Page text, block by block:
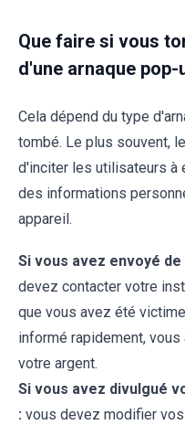
Que faire si vous
d'une arnaque pop-
Cela dépend du type
tombé. Le plus souvent,
d'inciter les utilisateurs à
des informations
appareil.
Si vous avez envoyé
devez contacter votre
que vous avez été
informé rapidement,
votre argent.
Si vous avez divulgué
: vous devez modifier